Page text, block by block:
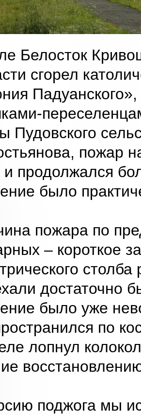
Белосток
сгорел
Пудовского
пожар
и продолжался
было
пожара по
– короткое
достаточно
было уже
по
лопнул
поджога мы